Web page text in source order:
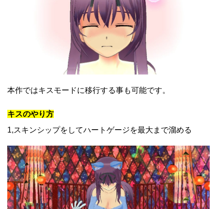
本作ではキスモードに移行する事も可能です。
キスのやり方
1,スキンシップをしてハートゲージを最大まで溜める